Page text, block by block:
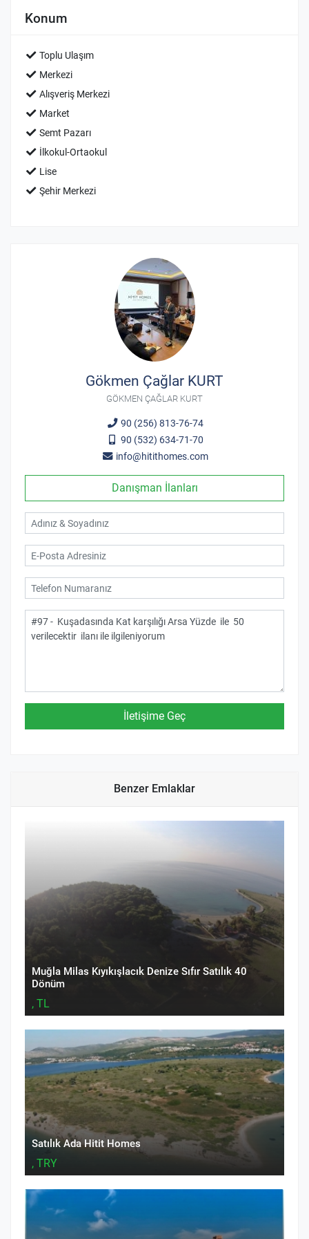
Konum
Toplu Ulaşım
Merkezi
Alışveriş Merkezi
Market
Semt Pazarı
İlkokul-Ortaokul
Lise
Şehir Merkezi
Gökmen Çağlar KURT
GÖKMEN ÇAĞLAR KURT
90 (256) 813-76-74
90 (532) 634-71-70
info@hitithomes.com
Danışman İlanları
Benzer Emlaklar
Muğla Milas Kıyıkışlacık Denize Sıfır Satılık 40
Dönüm
, TL
Satılık Ada Hitit Homes
, TRY